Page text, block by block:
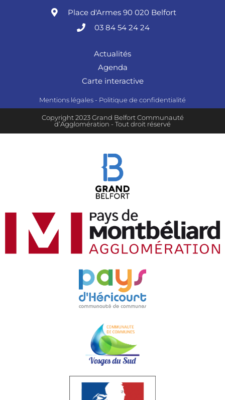
Place d'Armes 90 020 Belfort
03 84 54 24 24
Actualités
Agenda
Carte interactive
Mentions légales - Politique de confidentialité
Copyright 2023 Grand Belfort Communauté
d’Agglomération - Tout droit réservé